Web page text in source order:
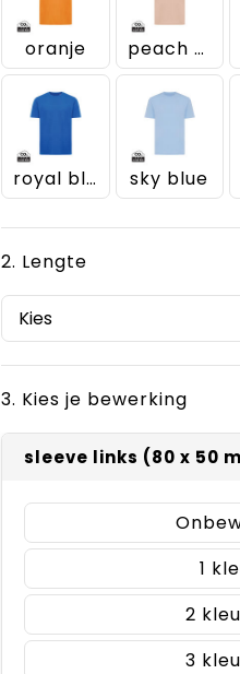
oranje peach nectar
royal blue sky blue
2. Lengte
3. Kies je bewerking
sleeve links (80 x 50
1
2
3